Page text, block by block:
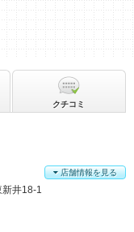
井18-1
店舗情報を見る
クチコミ